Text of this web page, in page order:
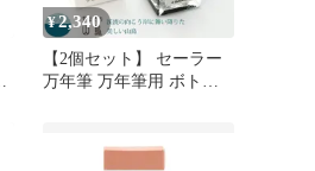
¥2,340
【2個セット】 セーラー
万年筆 万年筆用 ボトル